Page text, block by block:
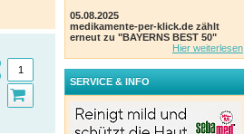
05.08.2025
medikamente-per-klick.de zählt
erneut zu "BAYERNS BEST 50"
Hier weiterlesen
SERVICE & INFO